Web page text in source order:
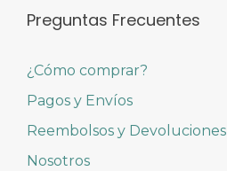
Preguntas Frecuentes
¿Cómo comprar?
Pagos y Envíos
Reembolsos y Devoluciones
Nosotros